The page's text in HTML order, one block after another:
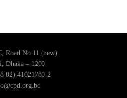
Road No 11 (new)
Dhaka – 1209
02) 41021780-2